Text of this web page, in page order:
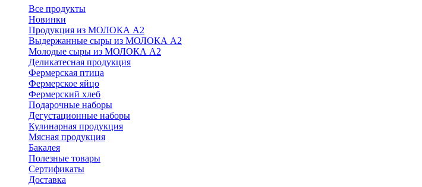
Все продукты
Новинки
Продукция из МОЛОКА А2
Выдержанные сыры из МОЛОКА А2
Молодые сыры из МОЛОКА А2
Деликатесная продукция
Фермерская птица
Фермерское яйцо
Фермерский хлеб
Подарочные наборы
Дегустационные наборы
Кулинарная продукция
Мясная продукция
Бакалея
Полезные товары
Сертификаты
Доставка